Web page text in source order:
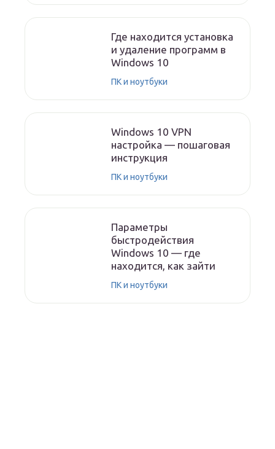
Где находится установка
и удаление программ в
Windows 10
ПК и ноутбуки
Windows 10 VPN
настройка — пошаговая
инструкция
ПК и ноутбуки
Параметры
быстродействия
Windows 10 — где
находится, как зайти
ПК и ноутбуки